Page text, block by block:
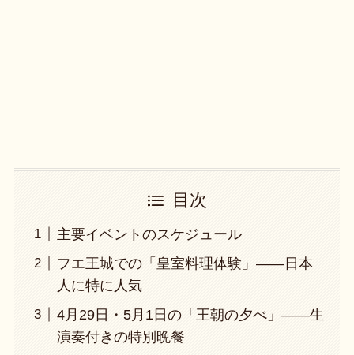
目次
主要イベントのスケジュール
フエ王城での「皇室料理体験」——日本
人に特に人気
4月29日・5月1日の「王朝の夕べ」——生
演奏付きの特別晩餐